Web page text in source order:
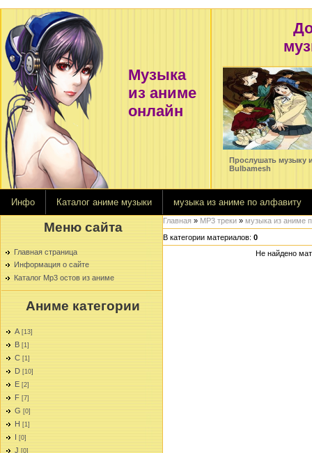
Музыка
из аниме
онлайн
Change-Miwa-cover-by Bulbamesh
Название альбома: шишь знает...
Автор mp3 трека: Bulbamesh
категория: оппенинг
музыку из аниме Change-Miwa-cover-by
Прослушать музыку
Bulbamesh
Инфо Каталог аниме музыки музыка из аниме по алфавиту
Меню сайта
Главная страница
Информация о сайте
Каталог Mp3 остов из аниме
Аниме категории
A [13]
B [1]
C [1]
D [10]
E [2]
F [7]
G [0]
H [1]
I [0]
J [0]
Главная » MP3 треки » музыка из аниме
В категории материалов: 0
Не найдено